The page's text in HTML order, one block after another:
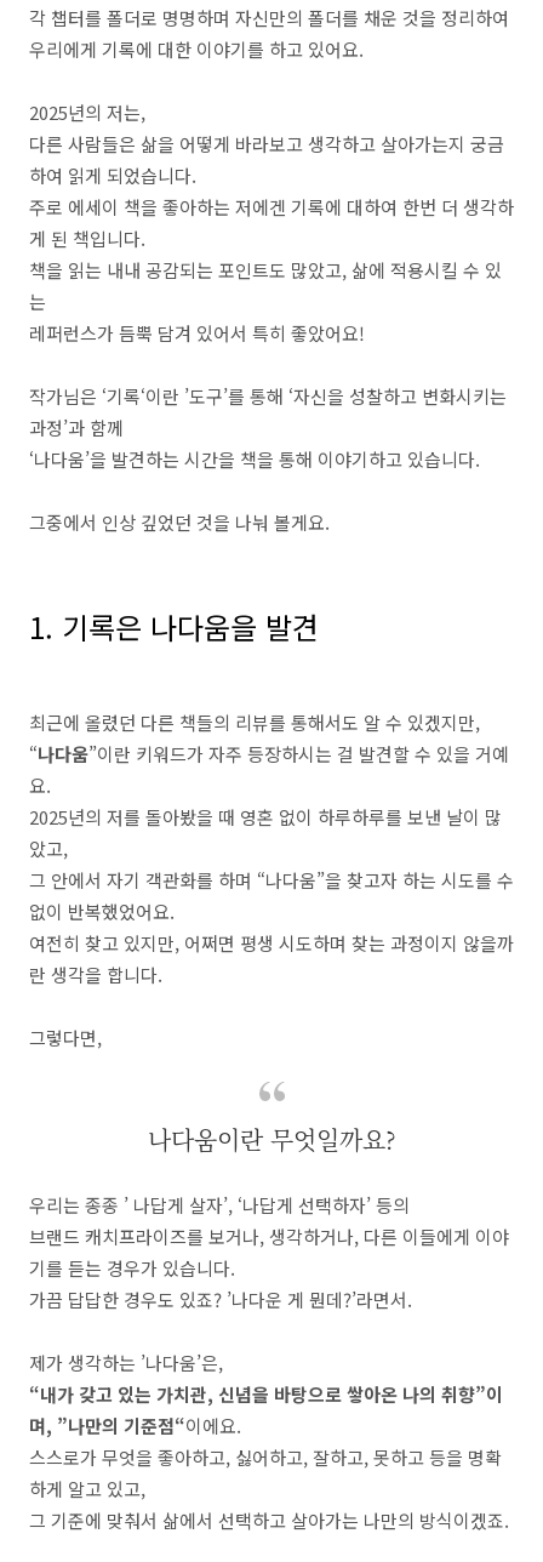
각 챕터를 폴더로 명명하며 자신만의 폴더를 채운 것을 정리하여
우리에게 기록에 대한 이야기를 하고 있어요.
2025년의 저는,
다른 사람들은 삶을 어떻게 바라보고 생각하고 살아가는지 궁금
하여 읽게 되었습니다.
주로 에세이 책을 좋아하는 저에겐 기록에 대하여 한번 더 생각하
게 된 책입니다.
책을 읽는 내내 공감되는 포인트도 많았고, 삶에 적용시킬 수 있
는
레퍼런스가 듬뿍 담겨 있어서 특히 좋았어요!
작가님은 ‘기록‘이란 ’도구’를 통해 ‘자신을 성찰하고 변화시키는
과정’과 함께
‘나다움’을 발견하는 시간을 책을 통해 이야기하고 있습니다.
그중에서 인상 깊었던 것을 나눠 볼게요.
1. 기록은 나다움을 발견
최근에 올렸던 다른 책들의 리뷰를 통해서도 알 수 있겠지만,
“나다움”이란 키워드가 자주 등장하시는 걸 발견할 수 있을 거예
요.
2025년의 저를 돌아봤을 때 영혼 없이 하루하루를 보낸 날이 많
았고,
그 안에서 자기 객관화를 하며 “나다움”을 찾고자 하는 시도를 수
없이 반복했었어요.
여전히 찾고 있지만, 어쩌면 평생 시도하며 찾는 과정이지 않을까
란 생각을 합니다.
그렇다면,
나다움이란 무엇일까요?
우리는 종종 ’ 나답게 살자’, ‘나답게 선택하자’ 등의
브랜드 캐치프라이즈를 보거나, 생각하거나, 다른 이들에게 이야
기를 듣는 경우가 있습니다.
가끔 답답한 경우도 있죠? ’나다운 게 뭔데?’라면서.
제가 생각하는 ’나다움’은,
“내가 갖고 있는 가치관, 신념을 바탕으로 쌓아온 나의 취향”이
며, ”나만의 기준점“이에요.
스스로가 무엇을 좋아하고, 싫어하고, 잘하고, 못하고 등을 명확
하게 알고 있고,
그 기준에 맞춰서 삶에서 선택하고 살아가는 나만의 방식이겠죠.